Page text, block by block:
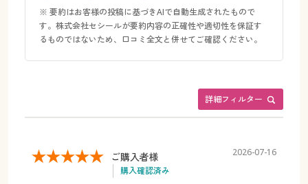
※ 要約はお客様の投稿に基づきAIで自動生成されたもので
す。株式会社セシールが要約内容の正確性や適切性を保証す
るものではないため、口コミ全文と併せてご確認ください。
詳細フィルター
ご購入者様
購入確認済み
2026-07-16